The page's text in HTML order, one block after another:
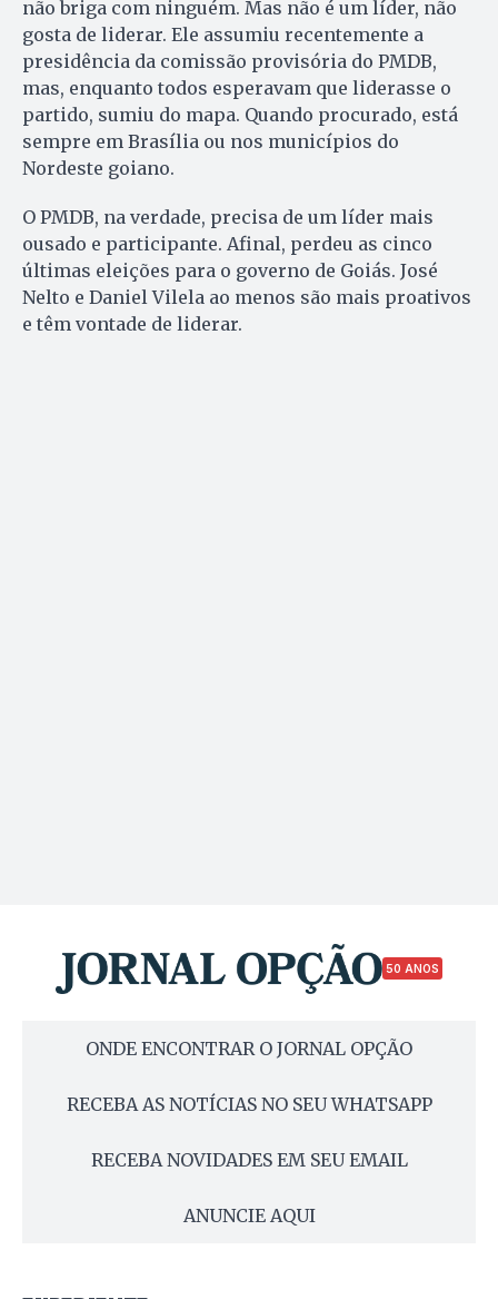
não briga com ninguém. Mas não é um líder, não
gosta de liderar. Ele assumiu recentemente a
presidência da comissão provisória do PMDB,
mas, enquanto todos esperavam que liderasse o
partido, sumiu do mapa. Quando procurado, está
sempre em Brasília ou nos municípios do
Nordeste goiano.
O PMDB, na verdade, precisa de um líder mais
ousado e participante. Afinal, perdeu as cinco
últimas eleições para o governo de Goiás. José
Nelto e Daniel Vilela ao menos são mais proativos
e têm vontade de liderar.
50 ANOS
ONDE ENCONTRAR O JORNAL OPÇÃO
RECEBA AS NOTÍCIAS NO SEU WHATSAPP
RECEBA NOVIDADES EM SEU EMAIL
ANUNCIE AQUI